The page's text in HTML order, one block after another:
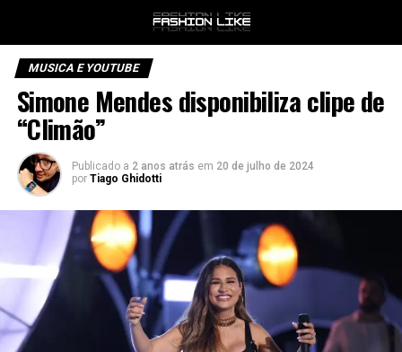
MUSICA E YOUTUBE
Simone Mendes disponibiliza clipe de
“Climão”
Publicado a 2 anos atrás em 20 de julho de 2024
por Tiago Ghidotti